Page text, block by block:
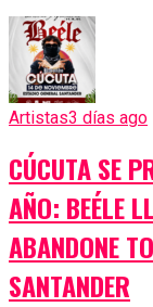
Artistas3 días ago
CÚCUTA SE
AÑO: BEÉLE
ABANDONE
SANTANDER